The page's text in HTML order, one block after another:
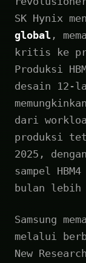
SK Hynix
global ,
kritis ke
Produksi
desain 12-
dari
produksi
2025,
sampel
bulan lebih
Samsung
melalui
New